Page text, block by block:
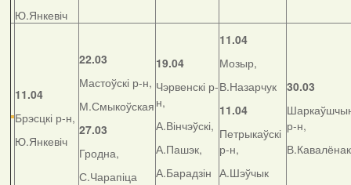
Ю.Янкевіч
11.04
Брэсцкі р-н,
Ю.Янкевіч
22.03
Мастоўскі р-н,
М.Смыкоўская
27.03
Гродна,
С.Чарапіца
19.04
Чэрвенскі р-
н,
А.Вінчэўскі,
А.Пашэк,
А.Барадзін
11.04
Мозыр,
В.Назарчук
11.04
Петрыкаўскі
р-н,
А.Шэўчык
30.03
р-н,
В.Кавалёнак